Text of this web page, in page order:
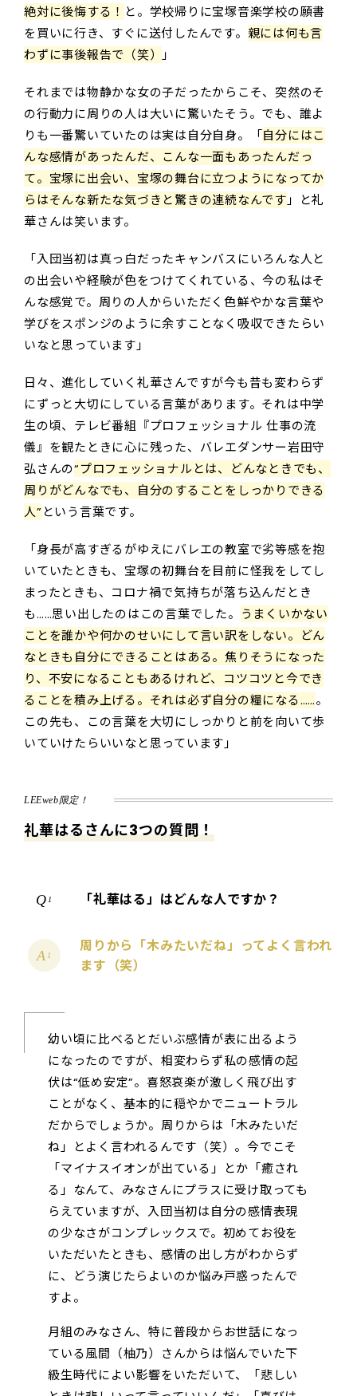
絶対に後悔する！ と。学校帰りに宝塚音楽学校の願書
を買いに行き、すぐに送付したんです。 親には何も言
わずに事後報告で（笑）
」
それまでは物静かな女の子だったからこそ、突然のそ
の行動力に周りの人は大いに驚いたそう。でも、誰よ
りも一番驚いていたのは実は自分自身。「自分にはこ
んな感情があったんだ、こんな一面もあったんだっ
て。宝塚に出会い、宝塚の舞台に立つようになってか
らはそんな新たな気づきと驚きの連続なんです 」と礼
華さんは笑います。
「入団当初は真っ白だったキャンバスにいろんな人と
の出会いや経験が色をつけてくれている、今の私はそ
んな感覚で。周りの人からいただく色鮮やかな言葉や
学びをスポンジのように余すことなく吸収できたらい
いなと思っています」
日々、進化していく礼華さんですが今も昔も変わらず
にずっと大切にしている言葉があります。それは中学
生の頃、テレビ番組『プロフェッショナル 仕事の流
儀』を観たときに心に残った、バレエダンサー岩田守
弘さんの“プロフェッショナルとは、どんなときでも、
周りがどんなでも、自分のすることをしっかりできる
人”という言葉です。
「身長が高すぎるがゆえにバレエの教室で劣等感を抱
いていたときも、宝塚の初舞台を目前に怪我をしてし
まったときも、コロナ禍で気持ちが落ち込んだとき
も……思い出したのはこの言葉でした。 うまくいかない
ことを誰かや何かのせいにして言い訳をしない。どん
なときも自分にできることはある。焦りそうになった
り、不安になることもあるけれど、コツコツと今でき
ることを積み上げる。それは必ず自分の糧になる……。
この先も、この言葉を大切にしっかりと前を向いて歩
いていけたらいいなと思っています」
LEEweb限定！
礼華はるさんに3つの質問！
1 「礼華はる」はどんな人ですか？
1
周りから「木みたいだね」ってよく言われ
ます（笑）
幼い頃に比べるとだいぶ感情が表に出るよう
になったのですが、相変わらず私の感情の起
伏は“低め安定”。喜怒哀楽が激しく飛び出す
ことがなく、基本的に穏やかでニュートラル
だからでしょうか。周りからは「木みたいだ
ね」とよく言われるんです（笑）。今でこそ
「マイナスイオンが出ている」とか「癒され
る」なんて、みなさんにプラスに受け取っても
らえていますが、入団当初は自分の感情表現
の少なさがコンプレックスで。初めてお役を
いただいたときも、感情の出し方がわからず
に、どう演じたらよいのか悩み戸惑ったんで
すよ。
月組のみなさん、特に普段からお世話になっ
ている風間（柚乃）さんからは悩んでいた下
級生時代によい影響をいただいて、「悲しい